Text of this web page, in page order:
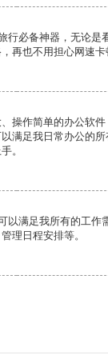
行必备神器，无论是
再也不用担心网速卡
操作简单的办公软
满足我日常办公的
。
以满足我所有的工作
理日程安排等。